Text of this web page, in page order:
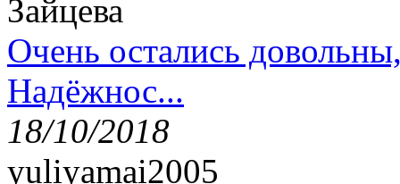
Зайцева
Очень остались
Надёжнос...
18/10/2018
yuliyamai2005